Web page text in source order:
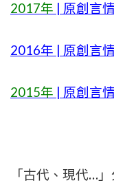
2017年 | 原創言
2016年 | 原創言
2015年 | 原創言
「古代、現代…